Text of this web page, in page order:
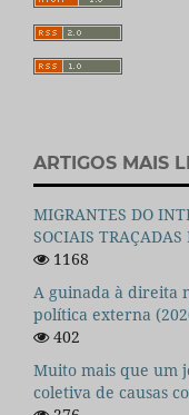
ARTIGOS MAIS
MIGRANTES DO
SOCIAIS
1168
A guinada à direita
política externa
402
Muito mais que um
coletiva de causas